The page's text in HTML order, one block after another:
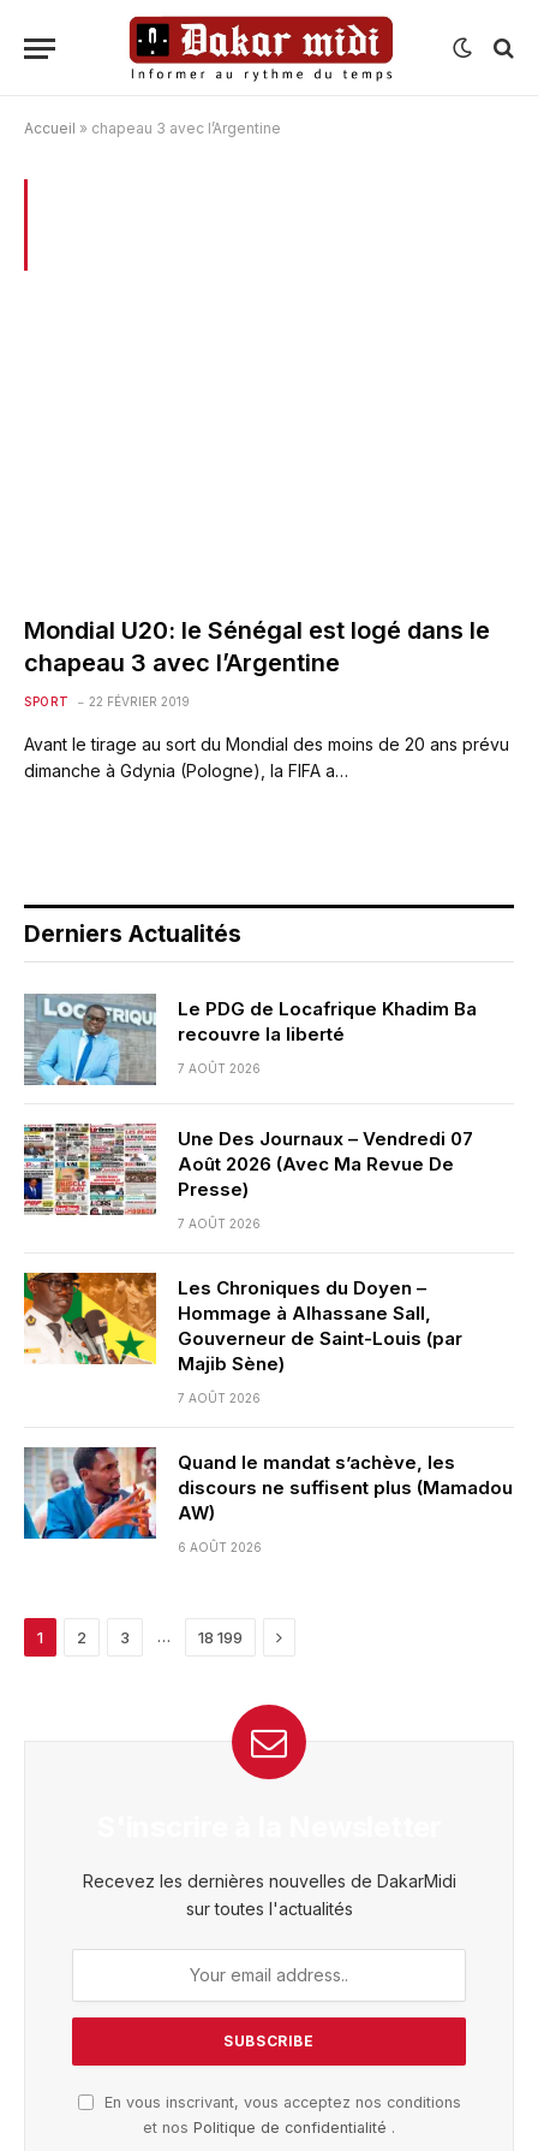
Accueil » chapeau 3 avec l’Argentine
Mondial U20: le Sénégal est logé dans le
chapeau 3 avec l’Argentine
SPORT 22 FÉVRIER 2019
Avant le tirage au sort du Mondial des moins de 20 ans prévu
dimanche à Gdynia (Pologne), la FIFA a…
Derniers Actualités
Le PDG de Locafrique Khadim Ba
recouvre la liberté
7 AOÛT 2026
Une Des Journaux – Vendredi 07
Août 2026 (Avec Ma Revue De
Presse)
7 AOÛT 2026
Les Chroniques du Doyen –
Hommage à Alhassane Sall,
Gouverneur de Saint-Louis (par
Majib Sène)
7 AOÛT 2026
Quand le mandat s’achève, les
discours ne suffisent plus (Mamadou
AW)
6 AOÛT 2026
1 2 3 … 18 199 Next
Recevez les dernières nouvelles de DakarMidi
sur toutes l'actualités
En vous inscrivant, vous acceptez nos conditions
et nos Politique de confidentialité .